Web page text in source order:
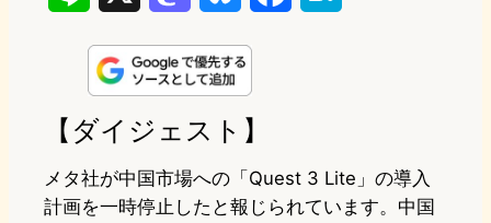
n
e
s
d
u
e
k
o
a
【ダイジェスト】
メタ社が中国市場への「Quest 3 Lite」の導入
計画を一時停止したと報じられています。中国